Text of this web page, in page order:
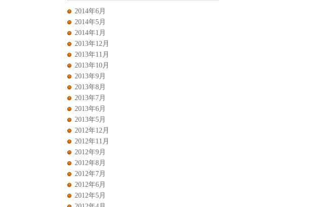
2014年6月
2014年5月
2014年1月
2013年12月
2013年11月
2013年10月
2013年9月
2013年8月
2013年7月
2013年6月
2013年5月
2012年12月
2012年11月
2012年9月
2012年8月
2012年7月
2012年6月
2012年5月